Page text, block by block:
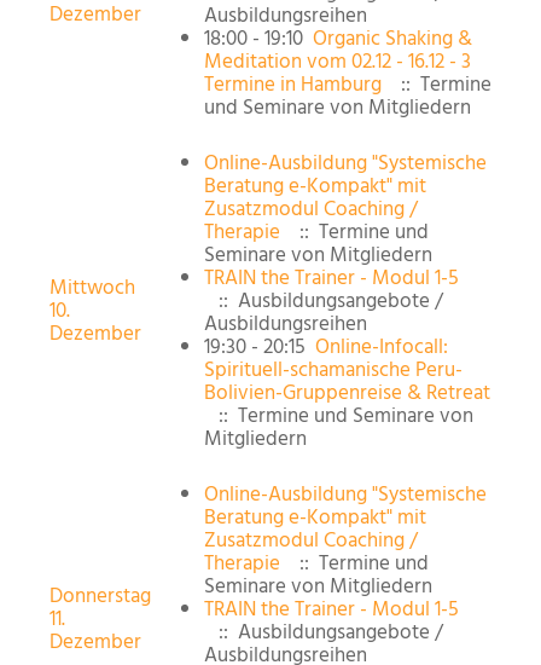
Dezember Ausbildungsreihen
18:00 - 19:10 Organic Shaking &
Meditation vom 02.12 - 16.12 - 3
Termine in Hamburg :: Termine
und Seminare von Mitgliedern
Mittwoch
10.
Dezember
Online-Ausbildung "Systemische
Beratung e-Kompakt" mit
Zusatzmodul Coaching /
Therapie :: Termine und
Seminare von Mitgliedern
TRAIN the Trainer - Modul 1-5
:: Ausbildungsangebote /
Ausbildungsreihen
19:30 - 20:15 Online-Infocall:
Spirituell-schamanische Peru-
Bolivien-Gruppenreise & Retreat
:: Termine und Seminare von
Mitgliedern
Donnerstag
11.
Dezember
Online-Ausbildung "Systemische
Beratung e-Kompakt" mit
Zusatzmodul Coaching /
Therapie :: Termine und
Seminare von Mitgliedern
TRAIN the Trainer - Modul 1-5
:: Ausbildungsangebote /
Ausbildungsreihen